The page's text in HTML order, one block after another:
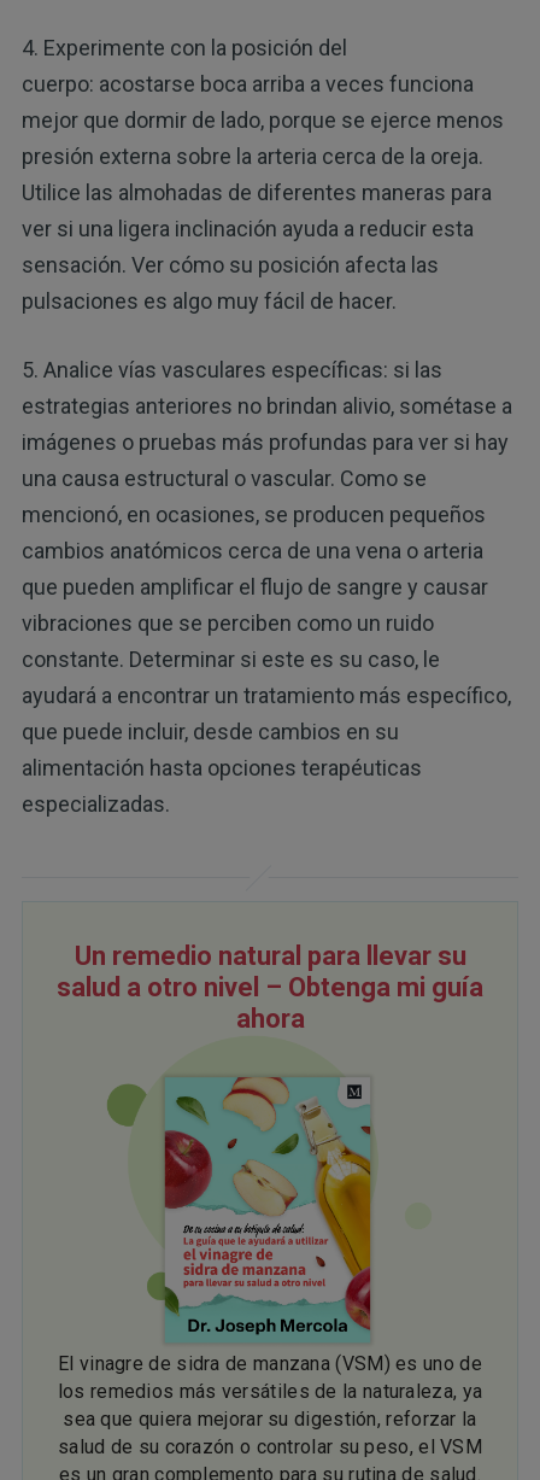
4. Experimente con la posición del
cuerpo: acostarse boca arriba a veces funciona
mejor que dormir de lado, porque se ejerce menos
presión externa sobre la arteria cerca de la oreja.
Utilice las almohadas de diferentes maneras para
ver si una ligera inclinación ayuda a reducir esta
sensación. Ver cómo su posición afecta las
pulsaciones es algo muy fácil de hacer.
5. Analice vías vasculares específicas: si las
estrategias anteriores no brindan alivio, sométase a
imágenes o pruebas más profundas para ver si hay
una causa estructural o vascular. Como se
mencionó, en ocasiones, se producen pequeños
cambios anatómicos cerca de una vena o arteria
que pueden amplificar el flujo de sangre y causar
vibraciones que se perciben como un ruido
constante. Determinar si este es su caso, le
ayudará a encontrar un tratamiento más específico,
que puede incluir, desde cambios en su
alimentación hasta opciones terapéuticas
especializadas.
Un remedio natural para llevar su
salud a otro nivel – Obtenga mi guía
ahora
El vinagre de sidra de manzana (VSM) es uno de
los remedios más versátiles de la naturaleza, ya
sea que quiera mejorar su digestión, reforzar la
salud de su corazón o controlar su peso, el VSM
es un gran complemento para su rutina de salud.